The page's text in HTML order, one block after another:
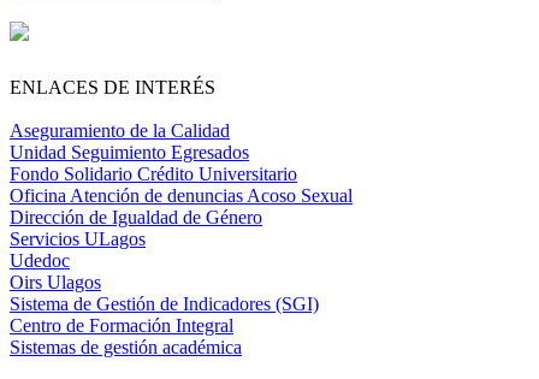
ENLACES DE INTERÉS
Aseguramiento de la Calidad
Unidad Seguimiento Egresados
Fondo Solidario Crédito Universitario
Oficina Atención de denuncias Acoso Sexual
Dirección de Igualdad de Género
Servicios ULagos
Udedoc
Oirs Ulagos
Sistema de Gestión de Indicadores (SGI)
Centro de Formación Integral
Sistemas de gestión académica